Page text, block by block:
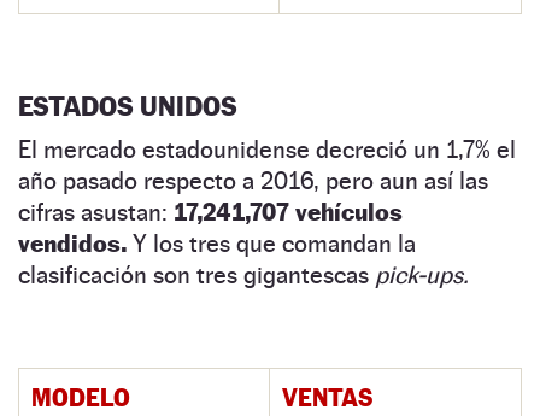
ESTADOS UNIDOS
El mercado estadounidense decreció un 1,7% el
año pasado respecto a 2016, pero aun así las
cifras asustan: 17,241,707 vehículos
vendidos. Y los tres que comandan la
clasificación son tres gigantescas pick-ups.
MODELO VENTAS